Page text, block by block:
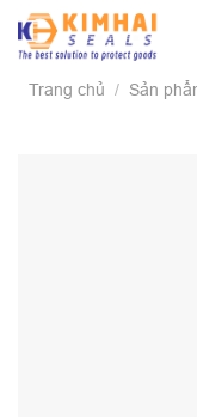
Skip
Trang chủ / Sản